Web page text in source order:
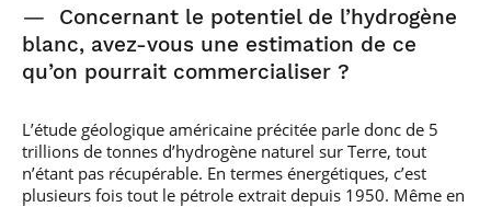
—
Concernant le potentiel de l’hydrogène
blanc, avez-vous une estimation de ce
qu’on pourrait commercialiser ?
L’étude géologique américaine précitée parle donc de 5
trillions de tonnes d’hydrogène naturel sur Terre, tout
n’étant pas récupérable. En termes énergétiques, c’est
plusieurs fois tout le pétrole extrait depuis 1950. Même en